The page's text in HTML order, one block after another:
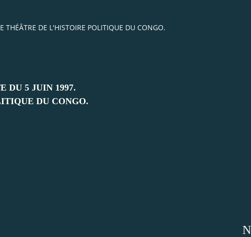
THÉÂTRE DE L'HISTOIRE POLITIQUE DU CONGO.
DU 5 JUIN 1997.
DU CONGO.